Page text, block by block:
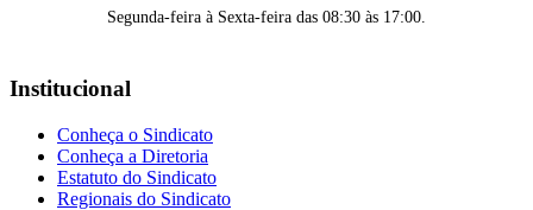
Segunda-feira à Sexta-feira das 08:30 às 17:00.
Institucional
Conheça o Sindicato
Conheça a Diretoria
Estatuto do Sindicato
Regionais do Sindicato